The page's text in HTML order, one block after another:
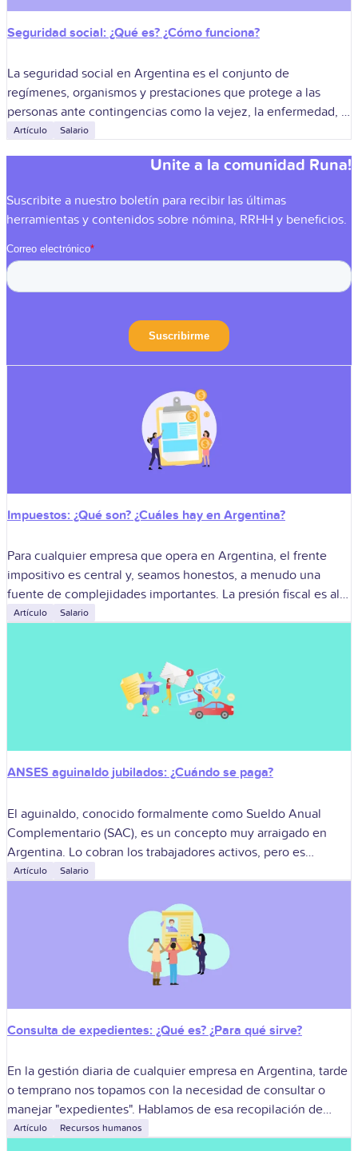
Seguridad social: ¿Qué es? ¿Cómo funciona?
La seguridad social en Argentina es el conjunto de
regímenes, organismos y prestaciones que protege a las
personas ante contingencias como la vejez, la enfermedad, la
maternidad, el desempleo, la
Artículo Salario
Unite a la comunidad Runa!
Suscribite a nuestro boletín para recibir las últimas
herramientas y contenidos sobre nómina, RRHH y beneficios.
Impuestos: ¿Qué son? ¿Cuáles hay en Argentina?
Para cualquier empresa que opera en Argentina, el frente
impositivo es central y, seamos honestos, a menudo una
fuente de complejidades importantes. La presión fiscal es alta
--el impuesto a
Artículo Salario
ANSES aguinaldo jubilados: ¿Cuándo se paga?
El aguinaldo, conocido formalmente como Sueldo Anual
Complementario (SAC), es un concepto muy arraigado en
Argentina. Lo cobran los trabajadores activos, pero es
fundamental saber que también es un derecho
Artículo Salario
Consulta de expedientes: ¿Qué es? ¿Para qué sirve?
En la gestión diaria de cualquier empresa en Argentina, tarde
o temprano nos topamos con la necesidad de consultar o
manejar "expedientes". Hablamos de esa recopilación de
información y documentos,
Artículo Recursos humanos